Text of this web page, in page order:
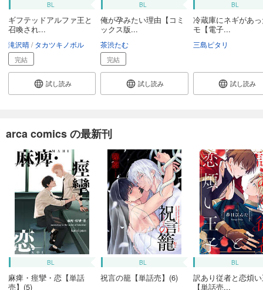
BL
ギフテッドアルファ王と
召喚され...
滝沢晴 タカツキノボル
完結
試し読み
BL
俺が孕みたい理由【コミ
ックス版...
茶渋たむ
完結
試し読み
BL
冷蔵庫にネギがあ
モ【電子...
三島ピタリ
試し読み
arca comics の最新刊
BL
麻痺・痙攣・恋【単話
売】(5)
BL
祝言の籠【単話売】(6)
BL
訳あり従者と恋煩
【単話売...